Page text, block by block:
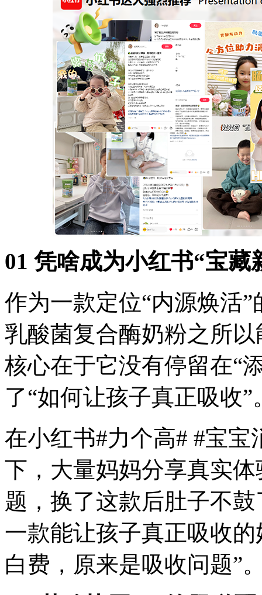
01 凭啥成为小红书“宝藏
作为一款定位“内源焕活
乳酸菌复合酶奶粉之所
核心在于它没有停留在“
了“如何让孩子真正吸收”
在小红书#力个高# #宝宝
下，大量妈妈分享真实
题，换了这款后肚子不
一款能让孩子真正吸收
白费，原来是吸收问题”